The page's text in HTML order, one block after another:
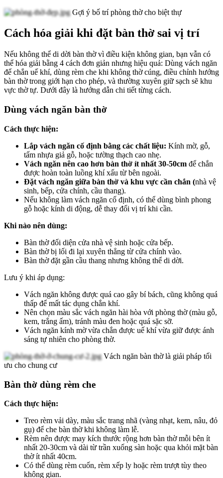
Gợi ý bố trí phòng thờ cho biệt thự
Cách hóa giải khi đặt bàn thờ sai vị trí
Nếu không thể di dời bàn thờ vì điều kiện không gian, bạn vẫn có
thể hóa giải bằng 4 cách đơn giản nhưng hiệu quả: Dùng vách ngăn
để chắn uế khí, dùng rèm che khi không thờ cúng, điều chỉnh hướng
bàn thờ trong giới hạn cho phép, và thường xuyên giữ sạch sẽ khu
vực thờ tự. Dưới đây là hướng dẫn chi tiết từng cách.
Dùng vách ngăn bàn thờ
Cách thực hiện:
Lắp vách ngăn cố định bằng các chất liệu: Kính mờ, gỗ,
tấm nhựa giả gỗ, hoặc tường thạch cao nhẹ.
Vách ngăn nên cao hơn bàn thờ ít nhất 30-50cm để chắn
được hoàn toàn luồng khí xấu từ bên ngoài.
Đặt vách ngăn giữa bàn thờ và khu vực cần chắn (nhà vệ
sinh, bếp, cửa chính, cầu thang).
Nếu không làm vách ngăn cố định, có thể dùng bình phong
gỗ hoặc kính di động, dễ thay đổi vị trí khi cần.
Khi nào nên dùng:
Bàn thờ đối diện cửa nhà vệ sinh hoặc cửa bếp.
Bàn thờ bị lối đi lại xuyên thẳng từ cửa chính vào.
Bàn thờ đặt gần cầu thang nhưng không thể di dời.
Lưu ý khi áp dụng:
Vách ngăn không được quá cao gây bí bách, cũng không quá
thấp để mất tác dụng chắn khí.
Nên chọn màu sắc vách ngăn hài hòa với phòng thờ (màu gỗ,
kem, trắng ấm), tránh màu đen hoặc quá sặc sỡ.
Vách ngăn kính mờ vừa chắn được uế khí vừa giữ được ánh
sáng tự nhiên cho phòng thờ.
Vách ngăn bàn thờ là giải pháp tối
ưu cho chung cư
Bàn thờ dùng rèm che
Cách thực hiện:
Treo rèm vải dày, màu sắc trang nhã (vàng nhạt, kem, nâu, đỏ
gụ) để che bàn thờ khi không làm lễ.
Rèm nên được may kích thước rộng hơn bàn thờ mỗi bên ít
nhất 20-30cm và dài từ trần xuống sàn hoặc qua khỏi mặt bàn
thờ ít nhất 40cm.
Có thể dùng rèm cuốn, rèm xếp ly hoặc rèm trượt tùy theo
không gian.